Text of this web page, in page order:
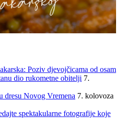
Poziv djevojčicama od osam
dio rukometne obitelji 7.
dresu Novog Vremena 7. kolovoza
spektakularne fotografije koje